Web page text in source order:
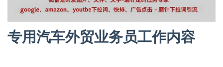
专用汽车外贸业务员工作内容